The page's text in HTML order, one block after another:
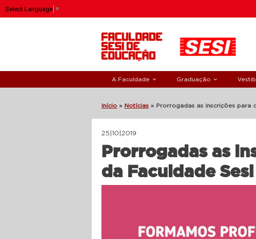
Select Language ▼
A Faculdade Graduação
Início » Notícias » Prorrogadas as inscrições para
25|10|2019
Prorrogadas as
da Faculdade Sesi